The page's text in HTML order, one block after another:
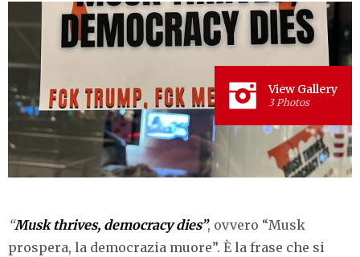
View Gallery
3 Photos
“Musk thrives, democracy dies”, ovvero “Musk
prospera, la democrazia muore”. È la frase che si